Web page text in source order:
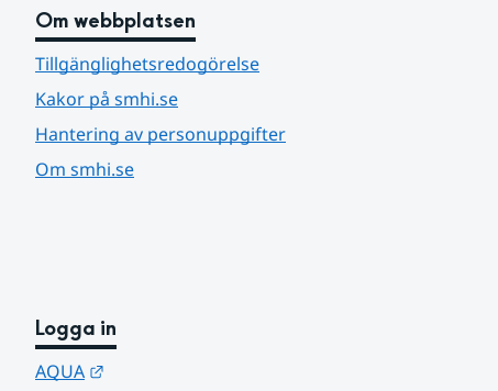
Om webbplatsen
Tillgänglighetsredogörelse
Kakor på smhi.se
Hantering av personuppgifter
Om smhi.se
Logga in
AQUA